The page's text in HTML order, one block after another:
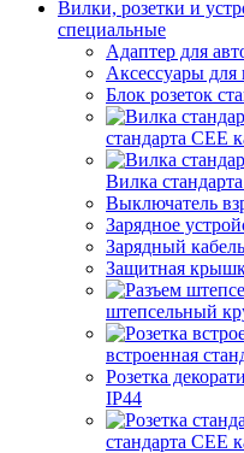
Вилки, розетки и
специальные
Адаптер для
Аксессуары для
Блок розеток
стандарта CEE
Вилка
Выключатель
Зарядное
Зарядный
Защитная
штепсельный
встроенная
Розетка
IP44
стандарта СЕЕ